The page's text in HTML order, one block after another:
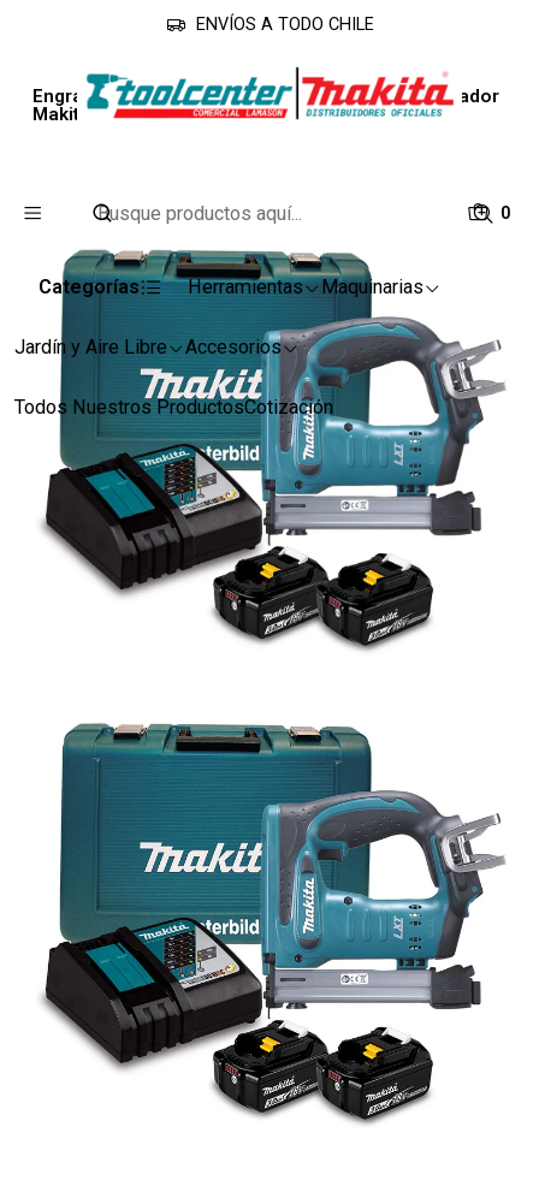
0
Categorías Herramientas Maquinarias
Jardín y Aire Libre Accesorios
Todos Nuestros ProductosCotización
ENVÍOS A TODO CHILE
Inicio Línea Industrial
Clavadoras
Engrapadora 18v 10mm Dst221rfe Batería + Cargador
Makita